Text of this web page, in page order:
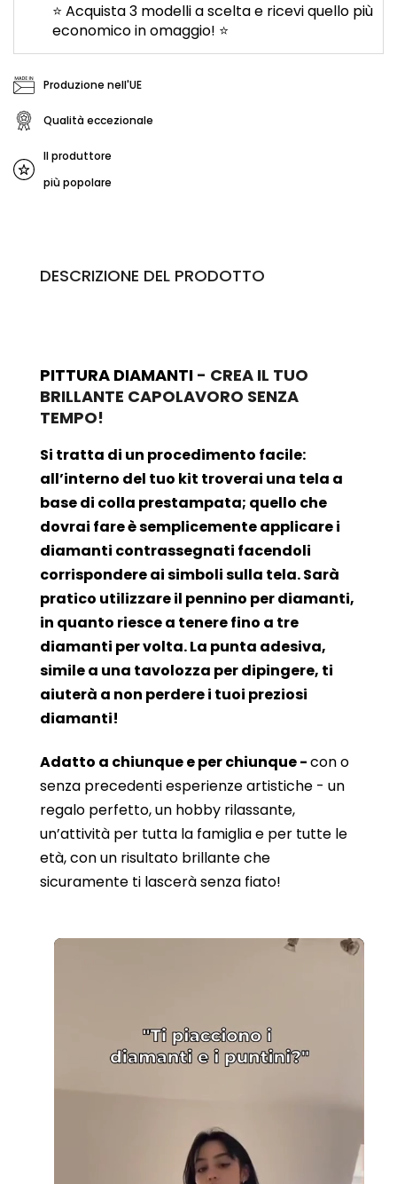
⭐ Acquista 3 modelli a scelta e ricevi quello più
economico in omaggio! ⭐
Produzione nell'UE
Qualità eccezionale
Il produttore
più popolare
DESCRIZIONE DEL PRODOTTO
PITTURA DIAMANTI - CREA IL TUO
BRILLANTE CAPOLAVORO SENZA
TEMPO!
Si tratta di un procedimento facile:
all’interno del tuo kit troverai una tela a
base di colla prestampata; quello che
dovrai fare è semplicemente applicare i
diamanti contrassegnati facendoli
corrispondere ai simboli sulla tela. Sarà
pratico utilizzare il pennino per diamanti,
in quanto riesce a tenere fino a tre
diamanti per volta. La punta adesiva,
simile a una tavolozza per dipingere, ti
aiuterà a non perdere i tuoi preziosi
diamanti!
Adatto a chiunque e per chiunque -con o
senza precedenti esperienze artistiche - un
regalo perfetto, un hobby rilassante,
un’attività per tutta la famiglia e per tutte le
età, con un risultato brillante che
sicuramente ti lascerà senza fiato!